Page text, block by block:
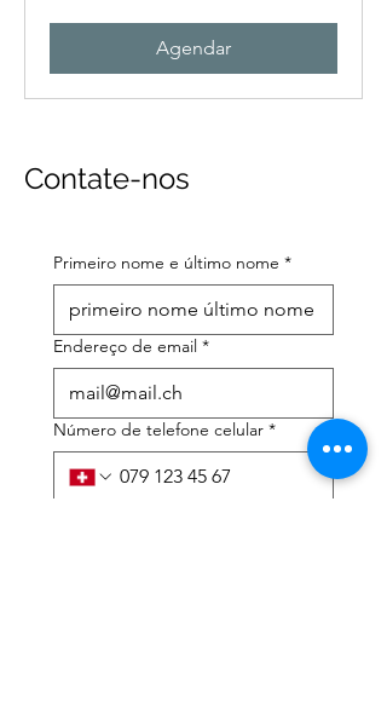
Agendar
Contate-nos
Primeiro nome e último nome *
Endereço de email *
Número de telefone celular *